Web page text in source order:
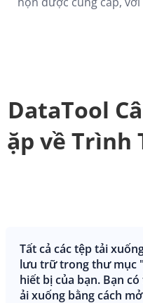
DataTool
ặp về Trình
Tất cả các tệp tải
lưu trữ trong thư mục
hiết bị của bạn. Bạn
ải xuống bằng cách